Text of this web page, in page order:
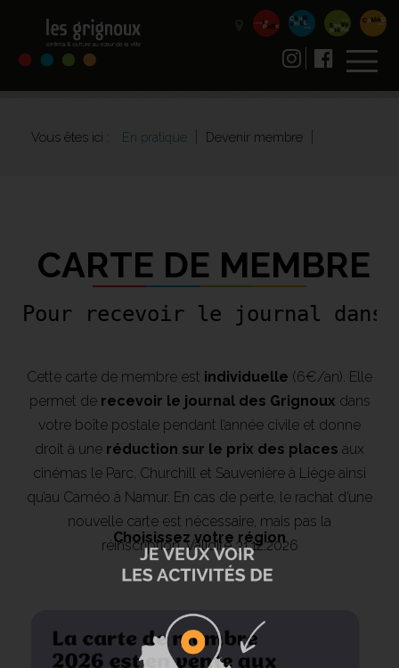
Vous êtes ici : En pratique Devenir membre
CARTE DE MEMBRE
Pour recevoir le journal
Cette carte de membre est individuelle (6€/an). Elle
permet de recevoir le journal des Grignoux dans
votre boîte postale pendant l’année civile et donne
droit à une réduction sur le prix des places aux
cinémas le Parc, Churchill et Sauvenière à Liège ainsi
qu’au Caméo à Namur. En cas de perte, le rachat d’une
nouvelle carte est nécessaire, mais pas la
réinscription. Validité 31.12.2026
Choisissez votre région